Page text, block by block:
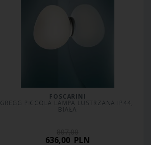
FOSCARINI
GREGG PICCOLA LAMPA LUSTRZANA IP44,
BIAŁA
636,00 PLN